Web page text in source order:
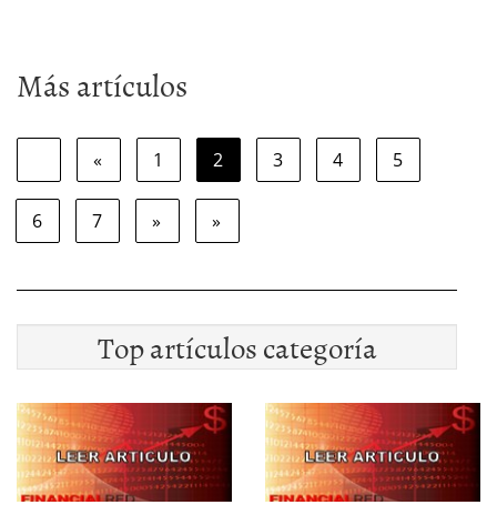
Más artículos
« 1 2 3 4 5
6 7 » »
Top artículos categoría